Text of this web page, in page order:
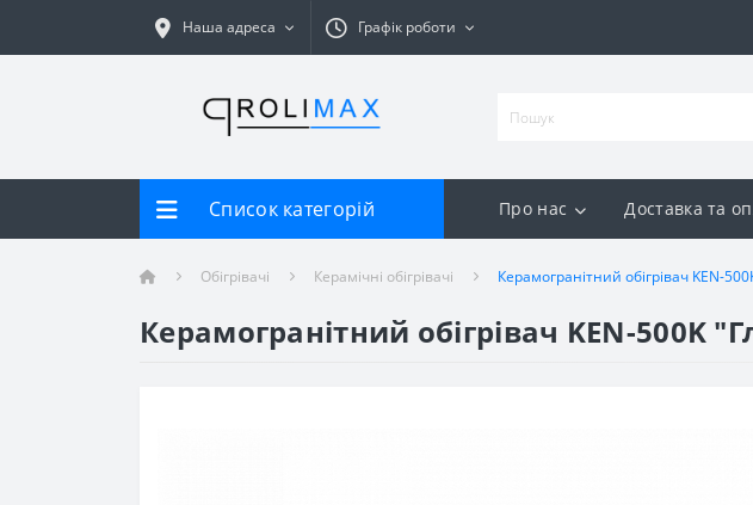
Наша адреса Графік роботи
Список категорій Про нас Доставка та
Обігрівачі Керамічні обігрівачі Керамогранітний обігрівач KEN-
Керамогранітний обігрівач KEN-500K